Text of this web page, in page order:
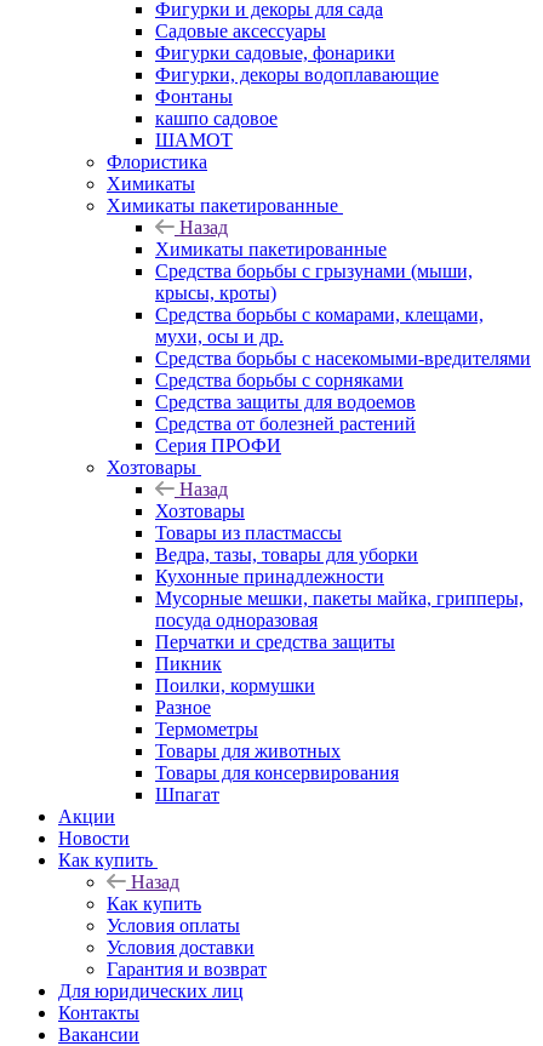
Фигурки и декоры для сада
Садовые аксессуары
Фигурки садовые, фонарики
Фигурки, декоры водоплавающие
Фонтаны
кашпо садовое
ШАМОТ
Флористика
Химикаты
Химикаты пакетированные
Назад
Химикаты пакетированные
Средства борьбы с грызунами (мыши,
крысы, кроты)
Средства борьбы с комарами, клещами,
мухи, осы и др.
Средства борьбы с насекомыми-вредителями
Средства борьбы с сорняками
Средства защиты для водоемов
Средства от болезней растений
Серия ПРОФИ
Хозтовары
Назад
Хозтовары
Товары из пластмассы
Ведра, тазы, товары для уборки
Кухонные принадлежности
Мусорные мешки, пакеты майка, грипперы,
посуда одноразовая
Перчатки и средства защиты
Пикник
Поилки, кормушки
Разное
Термометры
Товары для животных
Товары для консервирования
Шпагат
Акции
Новости
Как купить
Назад
Как купить
Условия оплаты
Условия доставки
Гарантия и возврат
Для юридических лиц
Контакты
Вакансии